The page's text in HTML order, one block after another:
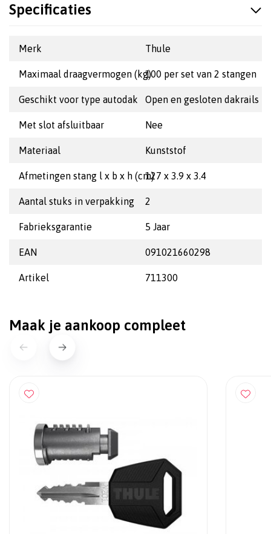
Specificaties
Merk Thule
Maximaal draagvermogen (kg)100 per set van 2 stangen
Geschikt voor type autodak Open en gesloten dakrails
Met slot afsluitbaar Nee
Materiaal Kunststof
Afmetingen stang l x b x h (cm)127 x 3.9 x 3.4
Aantal stuks in verpakking 2
Fabrieksgarantie 5 Jaar
EAN 091021660298
Artikel 711300
Maak je aankoop compleet